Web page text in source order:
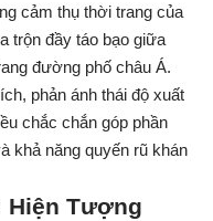
cảm thụ thời trang của
trộn đầy táo bạo giữa
đường phố châu Á.
phản ánh thái độ xuất
chắc chắn góp phần
khả năng quyến rũ khán
Hiện Tượng